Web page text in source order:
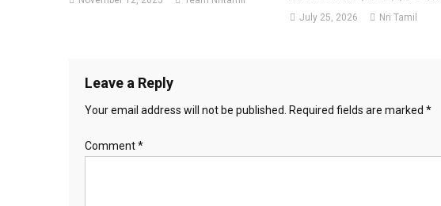
July 25, 2026 Nri Tamil
Leave a Reply
Your email address will not be published. Required fields are marked *
Comment*